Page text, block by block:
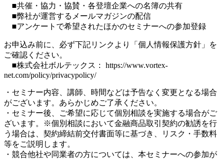
■共催・協力・協賛・各登壇企業への名簿の共有
■弊社が運営するメールマガジンの配信
■アンケートで希望されたほかのセミナーへの参加登録
お申込み前に、必ず下記リンクより「個人情報保護方針」を
ご確認ください。
■株式会社ボルテックス： https://www.vortex-
net.com/policy/privacypolicy/
・セミナー内容、講師、時間などは予告なく変更となる場合
がございます。あらかじめご了承ください。
・セミナー後、ご希望に応じて個別相談を実施する場合がご
ざいます。※個別相談において金融商品取引契約の勧誘を行
う場合は、契約締結前交付書面等に基づき、リスク・手数料
等をご説明します。
・競合他社や同業者の方については、本セミナーへの参加が